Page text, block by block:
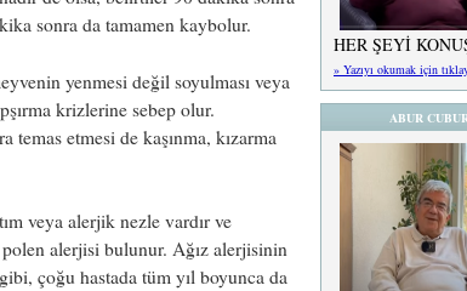
sonra da tamamen kaybolur.
yenmesi değil soyulması veya
krizlerine sebep olur.
temas etmesi de kaşınma, kızarma
veya alerjik nezle vardır ve
polen alerjisi bulunur. Ağız alerjisinin
çoğu hastada tüm yıl boyunca da
HER ŞEYİ
» Yazıyı okumak için
ABUR